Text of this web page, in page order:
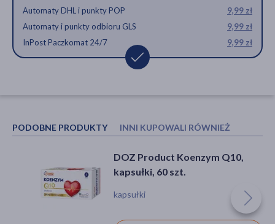
Automaty DHL i punkty POP
9,99 zł
Automaty i punkty odbioru GLS
9,99 zł
InPost Paczkomat 24/7
9,99 zł
PODOBNE PRODUKTY INNI KUPOWALI RÓWNIEŻ
DOZ Product Koenzym Q10,
kapsułki, 60 szt.
kapsułki
Omega 3 strong, kapsułki, 90
szt.
kapsułki